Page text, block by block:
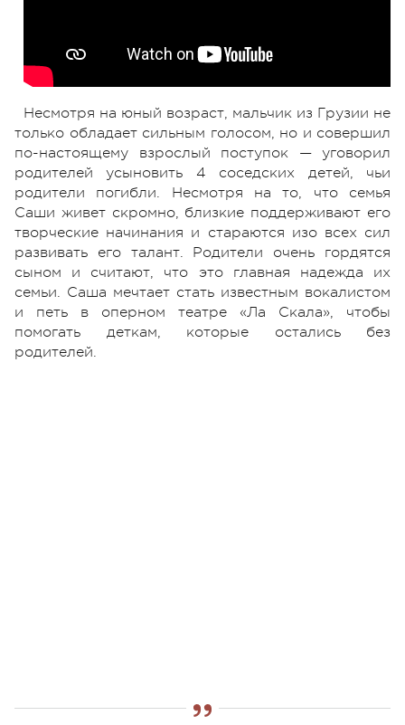
Несмотря на юный возраст, мальчик из Грузии не
только обладает сильным голосом, но и совершил
по-настоящему взрослый поступок — уговорил
родителей усыновить 4 соседских детей, чьи
родители погибли. Несмотря на то, что семья
Саши живет скромно, близкие поддерживают его
творческие начинания и стараются изо всех сил
развивать его талант. Родители очень гордятся
сыном и считают, что это главная надежда их
семьи. Саша мечтает стать известным вокалистом
и петь в оперном театре «Ла Скала», чтобы
помогать деткам, которые остались без
родителей.